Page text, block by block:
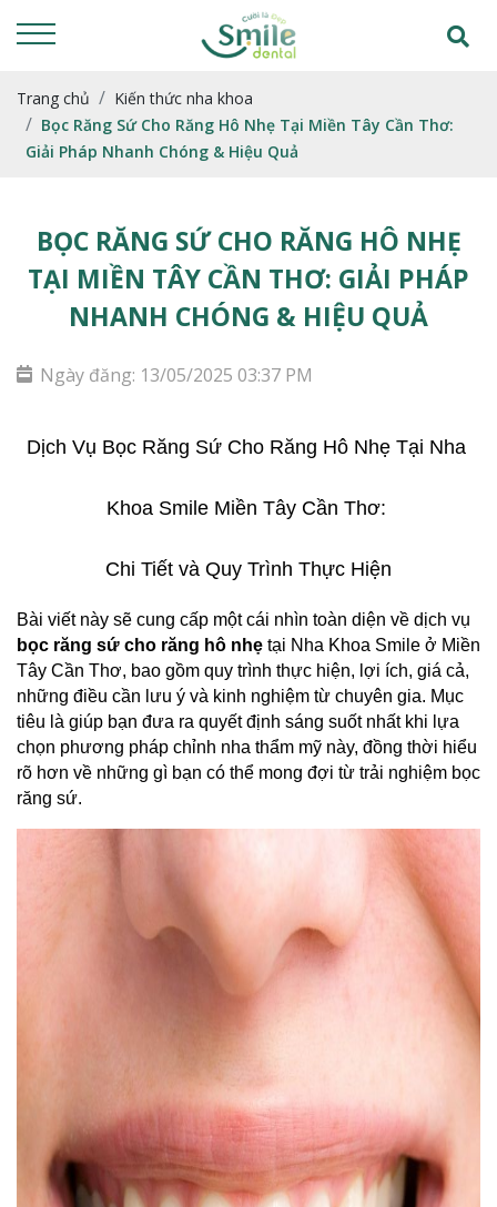
Trang chủ
Kiến thức nha khoa
Bọc Răng Sứ Cho Răng Hô Nhẹ Tại Miền Tây Cần Thơ:
Giải Pháp Nhanh Chóng & Hiệu Quả
BỌC RĂNG SỨ CHO RĂNG HÔ NHẸ
TẠI MIỀN TÂY CẦN THƠ: GIẢI PHÁP
NHANH CHÓNG & HIỆU QUẢ
Ngày đăng: 13/05/2025 03:37 PM
Dịch Vụ Bọc Răng Sứ Cho Răng Hô Nhẹ Tại Nha
Khoa Smile Miền Tây Cần Thơ:
Chi Tiết và Quy Trình Thực Hiện
bọc răng sứ cho răng hô nhẹ tại Nha Khoa Smile ở Miền
Tây Cần Thơ, bao gồm quy trình thực hiện, lợi ích, giá cả,
những điều cần lưu ý và kinh nghiệm từ chuyên gia. Mục
tiêu là giúp bạn đưa ra quyết định sáng suốt nhất khi lựa
chọn phương pháp chỉnh nha thẩm mỹ này, đồng thời hiểu
rõ hơn về những gì bạn có thể mong đợi từ trải nghiệm bọc
răng sứ.